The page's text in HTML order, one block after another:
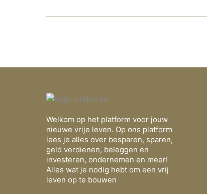
Welkom op het platform voor jouw
nieuwe vrije leven. Op ons platform
lees je alles over besparen, sparen,
geld verdienen, beleggen en
investeren, ondernemen en meer!
Alles wat je nodig hebt om een vrij
leven op te bouwen